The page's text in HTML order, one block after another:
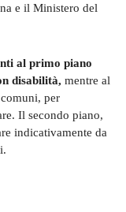
e il Ministero del
al primo piano
disabilità, mentre al
per
Il secondo piano,
indicativamente da